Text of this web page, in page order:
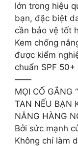
lớn trong hiệu
bạn, đặc biệt
cần bảo vệ tốt
Kem chống
được kiểm
chuẩn SPF
——
MỌI CỐ GẮNG
TAN NẾU BẠN
NẮNG HÀNG
Bởi sức mạnh
Không chỉ làm